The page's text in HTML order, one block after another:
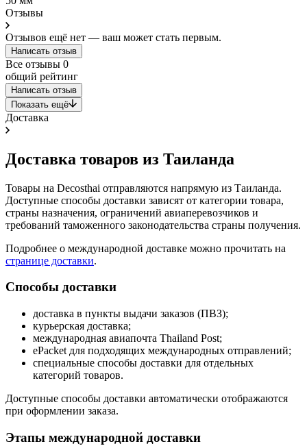
Отзывы
Отзывов ещё нет — ваш может стать первым.
Написать отзыв
Все отзывы 0
общий рейтинг
Написать отзыв
Показать ещё
Доставка
Доставка товаров из Таиланда
Товары на Decosthai отправляются напрямую из Таиланда.
Доступные способы доставки зависят от категории товара,
страны назначения, ограничений авиаперевозчиков и
требований таможенного законодательства страны получения.
Подробнее о международной доставке можно прочитать на
странице доставки.
Способы доставки
доставка в пункты выдачи заказов (ПВЗ);
курьерская доставка;
международная авиапочта Thailand Post;
ePacket для подходящих международных отправлений;
специальные способы доставки для отдельных
категорий товаров.
Доступные способы доставки автоматически отображаются
при оформлении заказа.
Этапы международной доставки